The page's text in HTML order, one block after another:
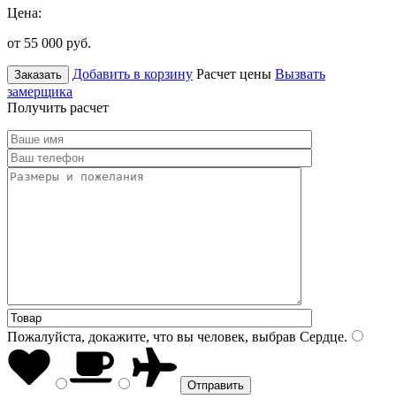
Цена:
от 55 000 руб.
Заказать Добавить в корзину Расчет цены Вызвать
замерщика
Получить расчет
Пожалуйста, докажите, что вы человек, выбрав Сердце.